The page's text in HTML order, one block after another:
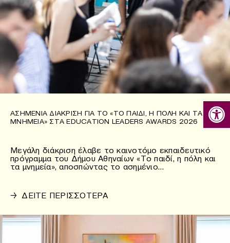
ΑΣΗΜΈΝΙΑ ΔΙΆΚΡΙΣΗ ΓΙΑ ΤΟ «ΤΟ ΠΑΙΔΊ, Η ΠΌΛΗ ΚΑΙ ΤΑ
ΜΝΗΜΕΊΑ» ΣΤΑ EDUCATION LEADERS AWARDS 2026
Μεγάλη διάκριση έλαβε το καινοτόμο εκπαιδευτικό
πρόγραμμα του Δήμου Αθηναίων «Το παιδί, η πόλη και
τα μνημεία», αποσπώντας το ασημένιο…
→ ΔΕΙΤΕ ΠΕΡΙΣΣΟΤΕΡΑ